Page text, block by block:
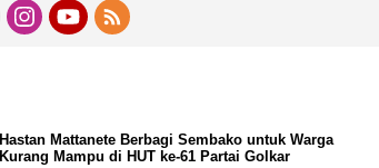
Hastan Mattanete Berbagi Sembako untuk Warga
Kurang Mampu di HUT ke-61 Partai Golkar